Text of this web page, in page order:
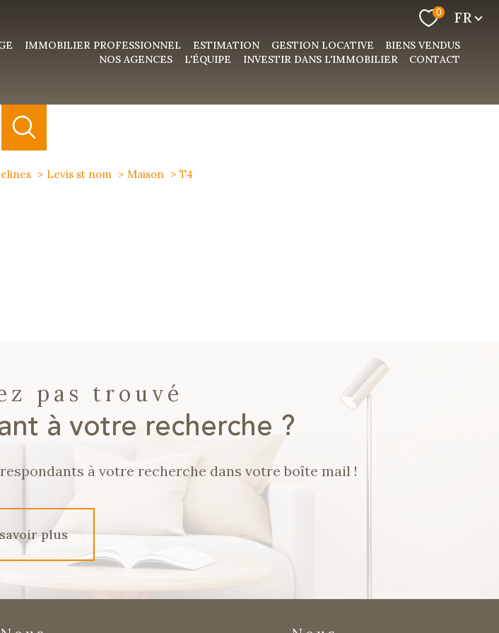
0 Langue
FR
IMMOBILIER PROFESSIONNEL ESTIMATION GESTION LOCATIVE
BIENS VENDUS
NOS AGENCES
L'ÉQUIPE INVESTIR DANS L'IMMOBILIER CONTACT
Levis st nom Maison T4
pas trouvé
à votre recherche ?
à votre recherche dans votre boîte mail !
plus